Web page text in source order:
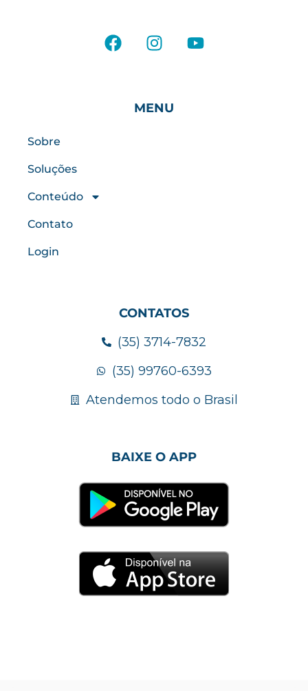
MENU
Sobre
Soluções
Conteúdo
Contato
Login
CONTATOS
(35) 3714-7832
(35) 99760-6393
Atendemos todo o Brasil
BAIXE O APP